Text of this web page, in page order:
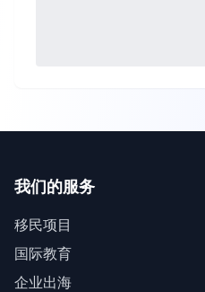
我们的服务
移民项目
国际教育
企业出海